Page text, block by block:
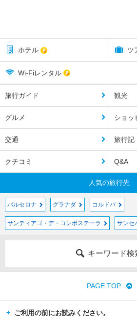
ホテル ツ
Wi-Fiレンタル
旅行ガイド 観光
グルメ ショッ
交通 旅行記
クチコミ Q&A
人気の旅行先
バルセロナ グラナダ コルドバ
サンティアゴ・デ・コンポステーラ サンセ
キーワード検
PAGE TOP
ご利用の前にお読みください。